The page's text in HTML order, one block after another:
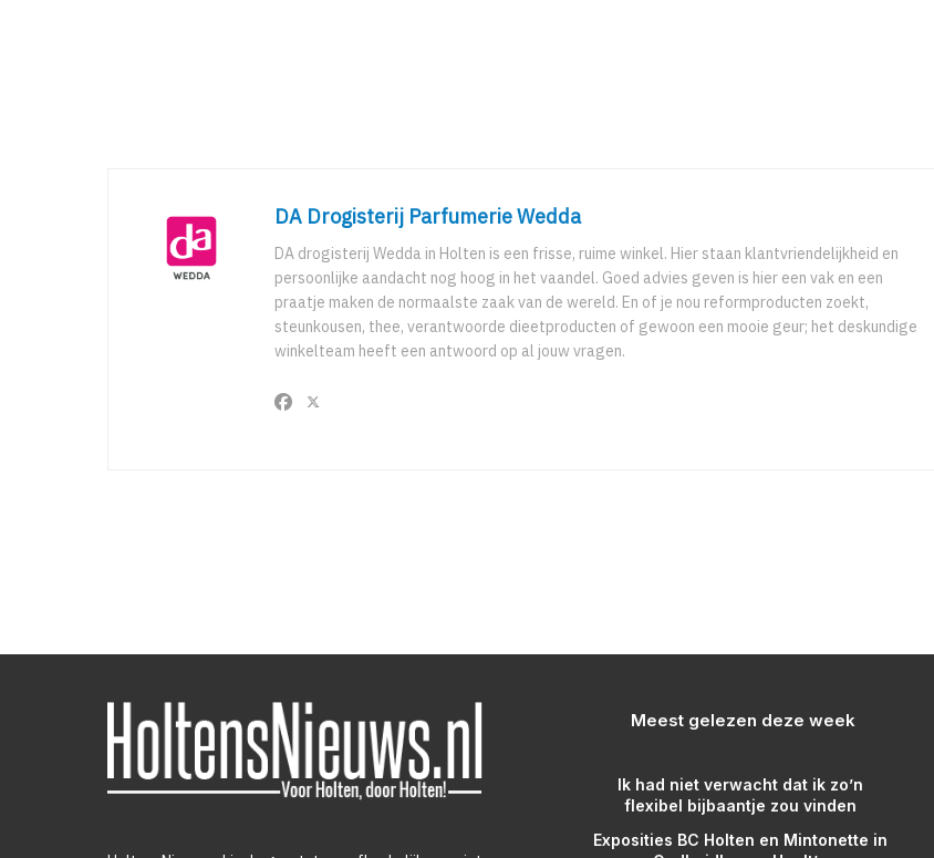
DA Drogisterij Parfumerie Wedda
DA drogisterij Wedda in Holten is een frisse, ruime winkel. Hier staan klantvriendelijkheid en
persoonlijke aandacht nog hoog in het vaandel. Goed advies geven is hier een vak en een
praatje maken de normaalste zaak van de wereld. En of je nou reformproducten zoekt,
steunkousen, thee, verantwoorde dieetproducten of gewoon een mooie geur; het deskundige
winkelteam heeft een antwoord op al jouw vragen.
Meest gelezen deze week
Ik had niet verwacht dat ik zo’n
flexibel bijbaantje zou vinden
Exposities BC Holten en Mintonette in